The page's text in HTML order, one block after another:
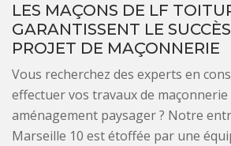
LES MAÇONS DE LF
GARANTISSENT LE
PROJET DE MAÇONNERIE
Vous recherchez des experts en
effectuer vos travaux de
aménagement paysager ? Notre
Marseille 10 est étoffée par une